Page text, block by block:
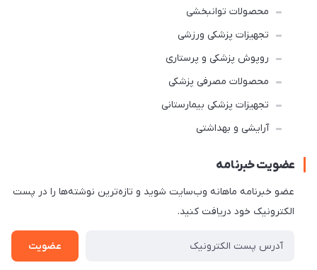
محصولات توانبخشی
تجهیزات پزشکی ورزشی
روپوش پزشکی و پرستاری
محصولات مصرفی پزشکی
تجهیزات پزشکی بیمارستانی
آرایشی و بهداشتی
عضویت خبرنامه
عضو خبرنامه ماهانه وب‌سایت شوید و تازه‌ترین نوشته‌ها را در پست
الکترونیک خود دریافت کنید.
عضویت